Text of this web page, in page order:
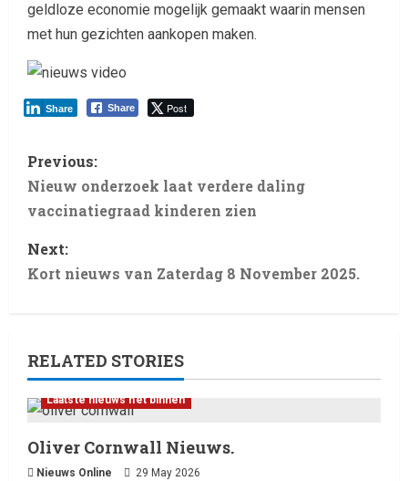
geldloze economie mogelijk gemaakt waarin mensen
met hun gezichten aankopen maken.
Share Post
Share
Previous:
Nieuw onderzoek laat verdere daling
vaccinatiegraad kinderen zien
Next:
Kort nieuws van Zaterdag 8 November 2025.
RELATED STORIES
Laatste nieuws net binnen
Oliver Cornwall Nieuws.
Nieuws Online 29 May 2026